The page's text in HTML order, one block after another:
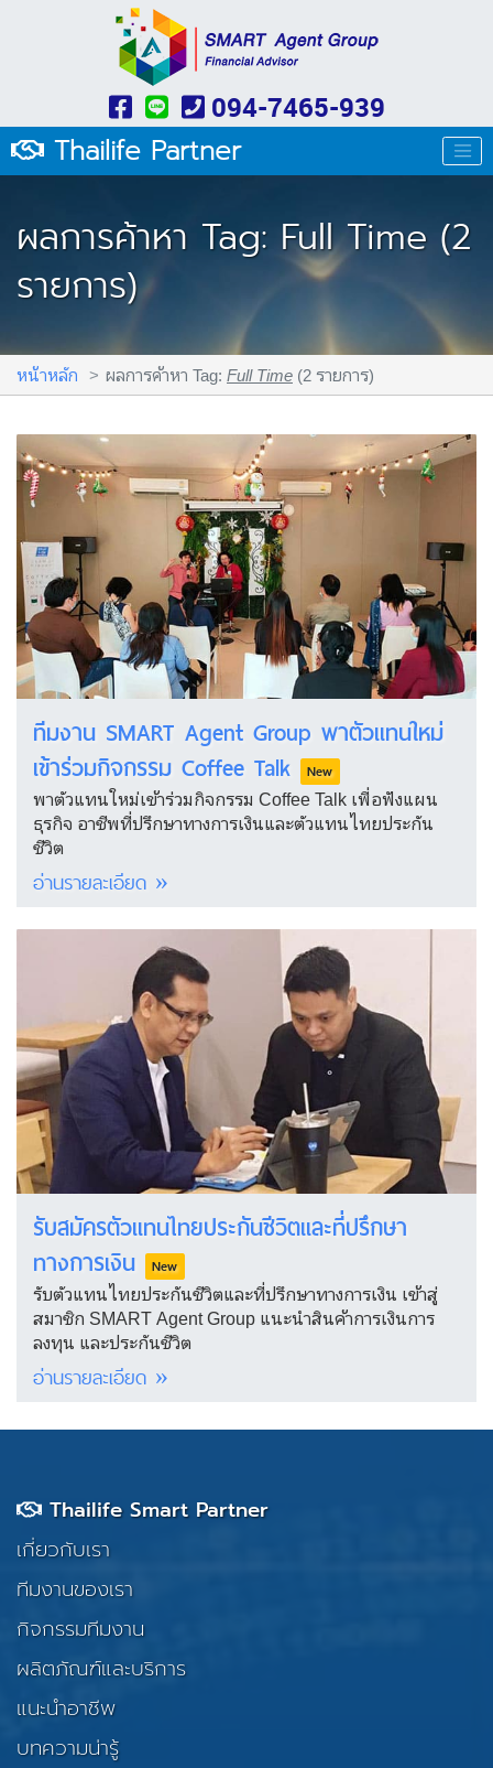
094-7465-939
Thailife Partner
ผลการค้าหา Tag: Full Time (2
รายการ)
หน้าหลัก ผลการค้าหา Tag: Full Time (2 รายการ)
ทีมงาน SMART Agent Group พาตัวแทนใหม่
เข้าร่วมกิจกรรม Coffee Talk
New
พาตัวแทนใหม่เข้าร่วมกิจกรรม Coffee Talk เพื่อฟังแผน
ธุรกิจ อาชีพที่ปรึกษาทางการเงินและตัวแทนไทยประกัน
ชีวิต
อ่านรายละเอียด »
รับสมัครตัวแทนไทยประกันชีวิตและที่ปรึกษา
ทางการเงิน
New
รับตัวแทนไทยประกันชีวิตและที่ปรึกษาทางการเงิน เข้าสู่
สมาชิก SMART Agent Group แนะนำสินค้าการเงินการ
ลงทุน และประกันชีวิต
อ่านรายละเอียด »
Thailife Smart Partner
เกี่ยวกับเรา
ทีมงานของเรา
กิจกรรมทีมงาน
ผลิตภัณฑ์และบริการ
แนะนำอาชีพ
บทความน่ารู้